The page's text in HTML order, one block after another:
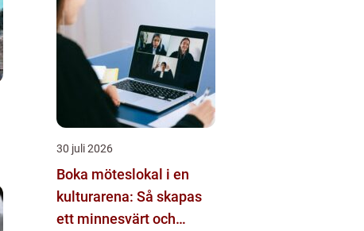
30 juli 2026
Boka möteslokal i en
kulturarena: Så skapas
ett minnesvärt och